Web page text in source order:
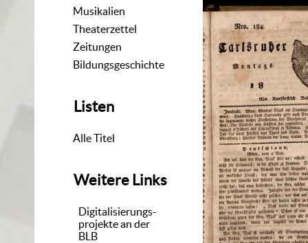
Musikalien
Theaterzettel
Zeitungen
Bildungsgeschichte
Listen
Alle Titel
Weitere Links
Digitalisierungs-
projekte an der
BLB